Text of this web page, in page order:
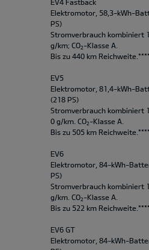
EV4 Fastback
Elektromotor, 58,3-kWh-
PS)
Stromverbrauch kombiniert
g/km; CO2 -Klasse A.
Bis zu 440 km Reichweite.****
EV5
Elektromotor, 81,4-kWh-
(218 PS)
Stromverbrauch kombiniert
0 g/km. CO2 -Klasse A.
Bis zu 505 km Reichweite.****
EV6
Elektromotor, 84-kWh-
PS)
Stromverbrauch kombiniert
g/km. CO2 -Klasse A.
Bis zu 522 km Reichweite.****
EV6 GT
Elektromotor, 84-kWh-